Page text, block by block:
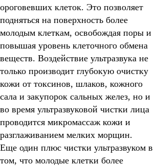
ороговевших клеток. Это позволяет
подняться на поверхность более
молодым клеткам, освобождая поры и
повышая уровень клеточного обмена
веществ. Воздействие ультразвука не
только производит глубокую очистку
кожи от токсинов, шлаков, кожного
сала и закупорок сальных желез, но и
во время ультразвуковой чистки лица
проводится микромассаж кожи и
разглаживанием мелких морщин.
Еще один плюс чистки ультразвуком в
том, что молодые клетки более